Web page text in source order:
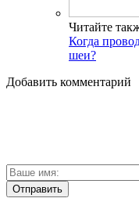
Читайте
Когда
шеи?
Добавить комментарий